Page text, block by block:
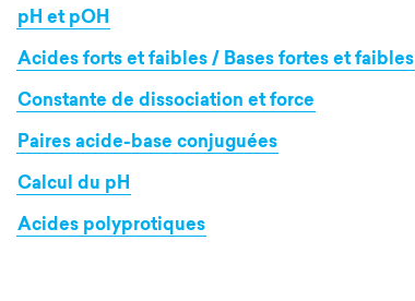
pH et pOH
Acides forts et faibles / Bases fortes et faibles
Constante de dissociation et force
Paires acide-base conjuguées
Calcul du pH
Acides polyprotiques